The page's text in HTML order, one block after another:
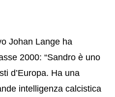
Johan Lange ha
2000: “Sandro è uno
d’Europa. Ha una
intelligenza calcistica